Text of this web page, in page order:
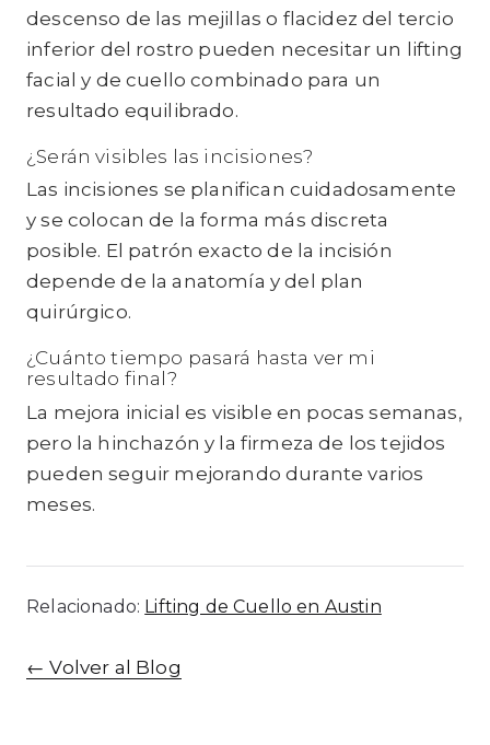
descenso de las mejillas o flacidez del tercio
inferior del rostro pueden necesitar un lifting
facial y de cuello combinado para un
resultado equilibrado.
¿Serán visibles las incisiones?
Las incisiones se planifican cuidadosamente
y se colocan de la forma más discreta
posible. El patrón exacto de la incisión
depende de la anatomía y del plan
quirúrgico.
¿Cuánto tiempo pasará hasta ver mi
resultado final?
La mejora inicial es visible en pocas semanas,
pero la hinchazón y la firmeza de los tejidos
pueden seguir mejorando durante varios
meses.
Relacionado: Lifting de Cuello en Austin
←Volver al Blog